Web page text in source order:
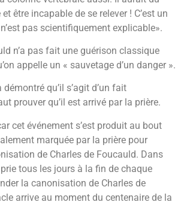
être incapable de se relever ! C’est un
pas scientifiquement explicable».
n’a pas fait une guérison classique
appelle un « sauvetage d’un danger ».
démontré qu’il s’agit d’un fait
prouver qu’il est arrivé par la prière.
cet événement s’est produit au bout
marquée par la prière pour
de Charles de Foucauld. Dans
tous les jours à la fin de chaque
la canonisation de Charles de
arrive au moment du centenaire de la